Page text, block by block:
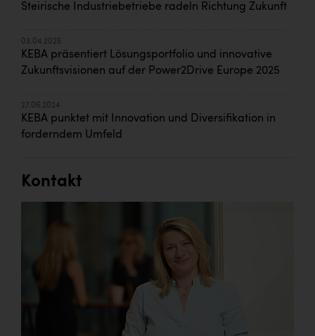
Steirische Industriebetriebe radeln Richtung Zukunft
03.04.2025
KEBA präsentiert Lösungsportfolio und innovative
Zukunftsvisionen auf der Power2Drive Europe 2025
27.06.2024
KEBA punktet mit Innovation und Diversifikation in
forderndem Umfeld
Kontakt